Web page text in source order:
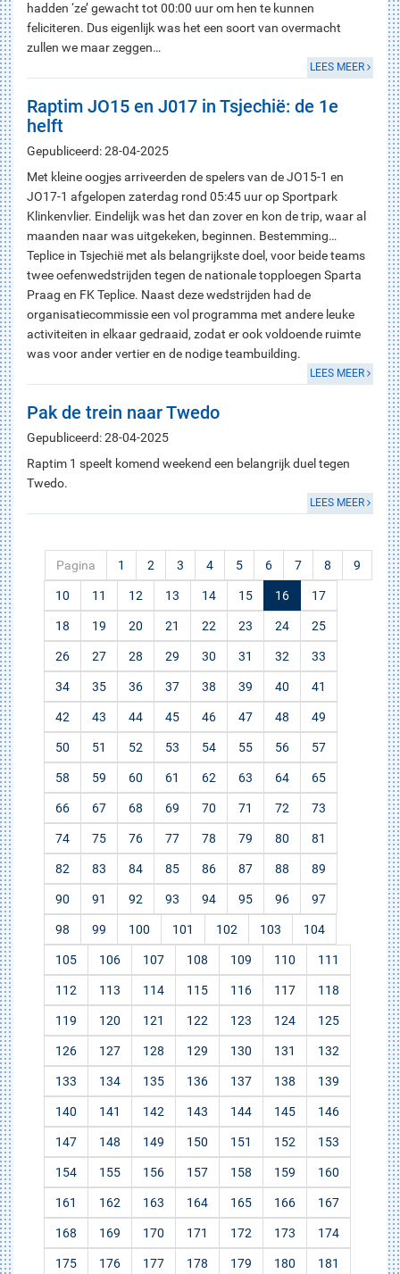
hadden ‘ze’ gewacht tot 00:00 uur om hen te kunnen
feliciteren. Dus eigenlijk was het een soort van overmacht
zullen we maar zeggen…
LEES MEER
Raptim JO15 en J017 in Tsjechië: de 1e
helft
Gepubliceerd: 28-04-2025
Met kleine oogjes arriveerden de spelers van de JO15-1 en
JO17-1 afgelopen zaterdag rond 05:45 uur op Sportpark
Klinkenvlier. Eindelijk was het dan zover en kon de trip, waar al
maanden naar was uitgekeken, beginnen. Bestemming…
Teplice in Tsjechië met als belangrijkste doel, voor beide teams
twee oefenwedstrijden tegen de nationale topploegen Sparta
Praag en FK Teplice. Naast deze wedstrijden had de
organisatiecommissie een vol programma met andere leuke
activiteiten in elkaar gedraaid, zodat er ook voldoende ruimte
was voor ander vertier en de nodige teambuilding.
LEES MEER
Pak de trein naar Twedo
Gepubliceerd: 28-04-2025
Raptim 1 speelt komend weekend een belangrijk duel tegen
Twedo.
LEES MEER
Pagina 1 2 3 4 5 6 7 8 9
10 11 12 13 14 15 16 17
18 19 20 21 22 23 24 25
26 27 28 29 30 31 32 33
34 35 36 37 38 39 40 41
42 43 44 45 46 47 48 49
50 51 52 53 54 55 56 57
58 59 60 61 62 63 64 65
66 67 68 69 70 71 72 73
74 75 76 77 78 79 80 81
82 83 84 85 86 87 88 89
90 91 92 93 94 95 96 97
98 99 100 101 102 103 104
105 106 107 108 109 110 111
112 113 114 115 116 117 118
119 120 121 122 123 124 125
126 127 128 129 130 131 132
133 134 135 136 137 138 139
140 141 142 143 144 145 146
147 148 149 150 151 152 153
154 155 156 157 158 159 160
161 162 163 164 165 166 167
168 169 170 171 172 173 174
175 176 177 178 179 180 181